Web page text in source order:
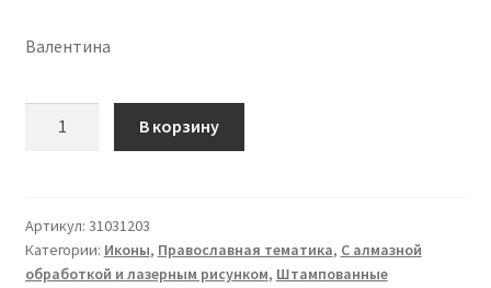
Валентина
В корзину
Артикул: 31031203
Категории: Иконы, Православная тематика, С алмазной
обработкой и лазерным рисунком, Штампованные